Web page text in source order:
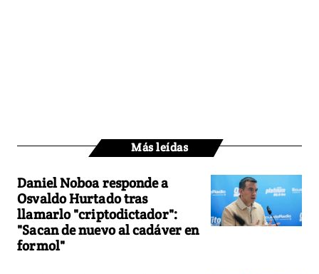
Más leídas
Daniel Noboa responde a
Osvaldo Hurtado tras
llamarlo "criptodictador":
"Sacan de nuevo al cadáver en
formol"